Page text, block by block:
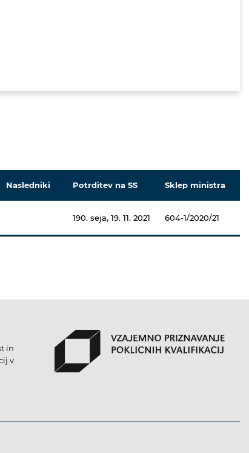
Nasledniki Potrditev na SS Sklep ministra
190. seja, 19. 11. 2021 604-1/2020/21
in
v